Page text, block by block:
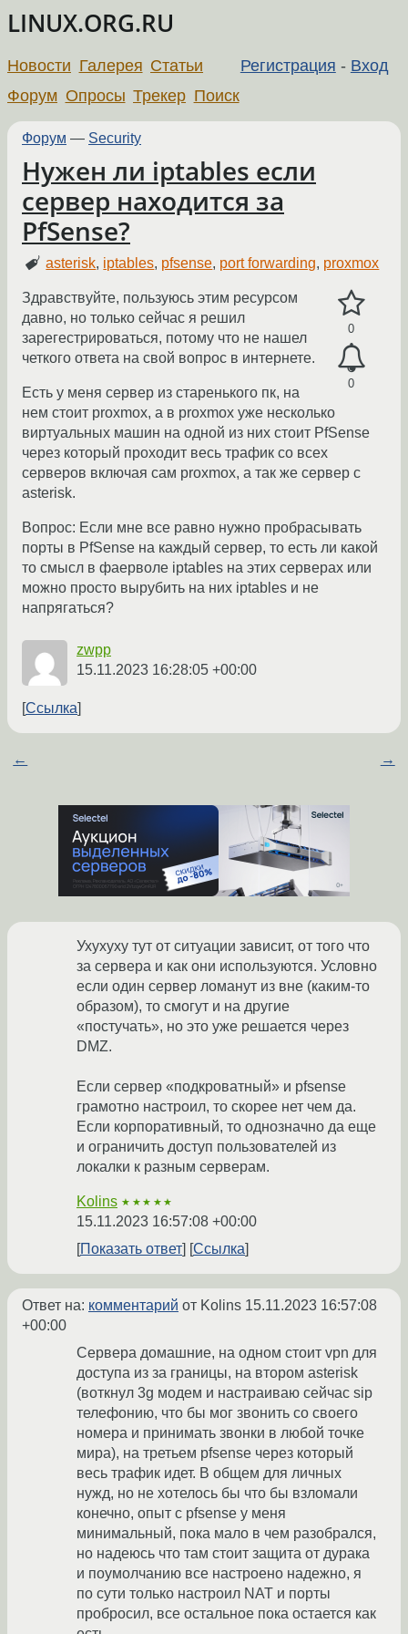
LINUX.ORG.RU
Регистрация - Вход
Новости Галерея Статьи
Форум Опросы Трекер Поиск
Форум — Security
Нужен ли iptables если
сервер находится за
PfSense?
asterisk, iptables, pfsense, port forwarding, proxmox
0
0
Здравствуйте, пользуюсь этим ресурсом
давно, но только сейчас я решил
зарегестрироваться, потому что не нашел
четкого ответа на свой вопрос в интернете.
Есть у меня сервер из старенького пк, на
нем стоит proxmox, а в proxmox уже несколько
виртуальных машин на одной из них стоит PfSense
через который проходит весь трафик со всех
серверов включая сам proxmox, а так же сервер с
asterisk.
Вопрос: Если мне все равно нужно пробрасывать
порты в PfSense на каждый сервер, то есть ли какой
то смысл в фаерволе iptables на этих серверах или
можно просто вырубить на них iptables и не
напрягаться?
zwpp
15.11.2023 16:28:05 +00:00
Ссылка
← →
Ухухуху тут от ситуации зависит, от того что
за сервера и как они используются. Условно
если один сервер ломанут из вне (каким-то
образом), то смогут и на другие
«постучать», но это уже решается через
DMZ.
Если сервер «подкроватный» и pfsense
грамотно настроил, то скорее нет чем да.
Если корпоративный, то однозначно да еще
и ограничить доступ пользователей из
локалки к разным серверам.
Kolins ★★★★★
15.11.2023 16:57:08 +00:00
Показать ответ
Ссылка
Ответ на: комментарий от Kolins 15.11.2023 16:57:08
+00:00
Сервера домашние, на одном стоит vpn для
доступа из за границы, на втором asterisk
(воткнул 3g модем и настраиваю сейчас sip
телефонию, что бы мог звонить со своего
номера и принимать звонки в любой точке
мира), на третьем pfsense через который
весь трафик идет. В общем для личных
нужд, но не хотелось бы что бы взломали
конечно, опыт с pfsense у меня
минимальный, пока мало в чем разобрался,
но надеюсь что там стоит защита от дурака
и поумолчанию все настроено надежно, я
по сути только настроил NAT и порты
пробросил, все остальное пока остается как